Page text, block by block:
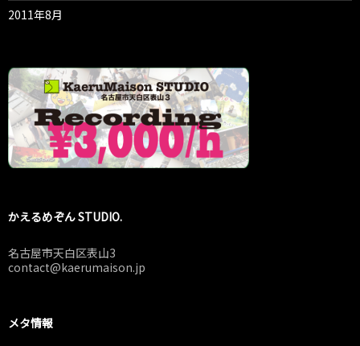
2011年8月
かえるめぞん STUDIO.
名古屋市天白区表山3
contact@kaerumaison.jp
メタ情報